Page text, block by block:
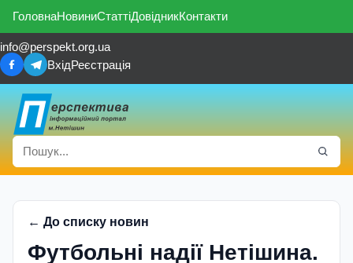
ГоловнаНовиниСтаттіДовідникКонтакти
info@perspekt.org.ua
ВхідРеєстрація
← До списку новин
Футбольні надії Нетішина.